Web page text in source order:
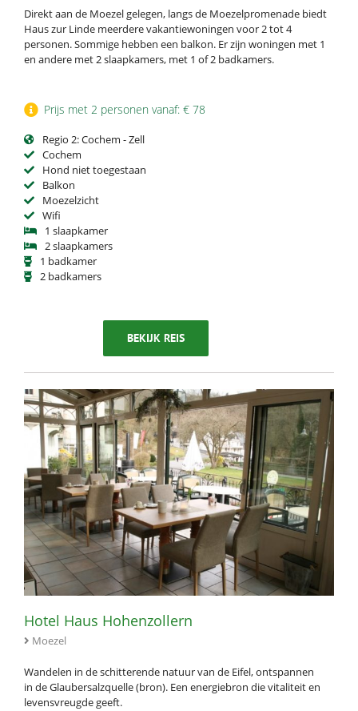
Direkt aan de Moezel gelegen, langs de Moezelpromenade biedt
Haus zur Linde meerdere vakantiewoningen voor 2 tot 4
personen. Sommige hebben een balkon. Er zijn woningen met 1
en andere met 2 slaapkamers, met 1 of 2 badkamers.
Prijs met 2 personen vanaf: € 78
Regio 2: Cochem - Zell
Cochem
Hond niet toegestaan
Balkon
Moezelzicht
Wifi
1 slaapkamer
2 slaapkamers
1 badkamer
2 badkamers
BEKIJK REIS
Hotel Haus Hohenzollern
Moezel
Wandelen in de schitterende natuur van de Eifel, ontspannen
in de Glaubersalzquelle (bron). Een energiebron die vitaliteit en
levensvreugde geeft.